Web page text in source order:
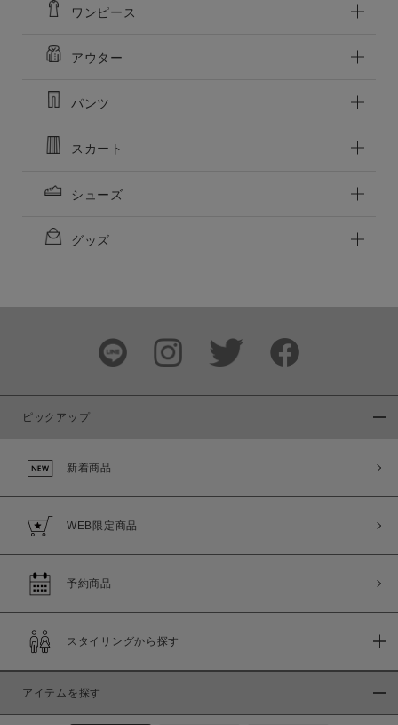
ワンピース
アウター
パンツ
スカート
シューズ
グッズ
ピックアップ
新着商品
WEB限定商品
予約商品
スタイリングから探す
アイテムを探す